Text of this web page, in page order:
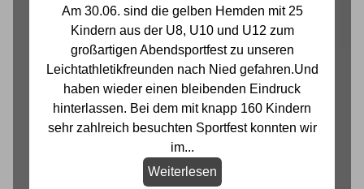
Am 30.06. sind die gelben Hemden mit 25
Kindern aus der U8, U10 und U12 zum
großartigen Abendsportfest zu unseren
Leichtathletikfreunden nach Nied gefahren.Und
haben wieder einen bleibenden Eindruck
hinterlassen. Bei dem mit knapp 160 Kindern
sehr zahlreich besuchten Sportfest konnten wir
im...
Weiterlesen